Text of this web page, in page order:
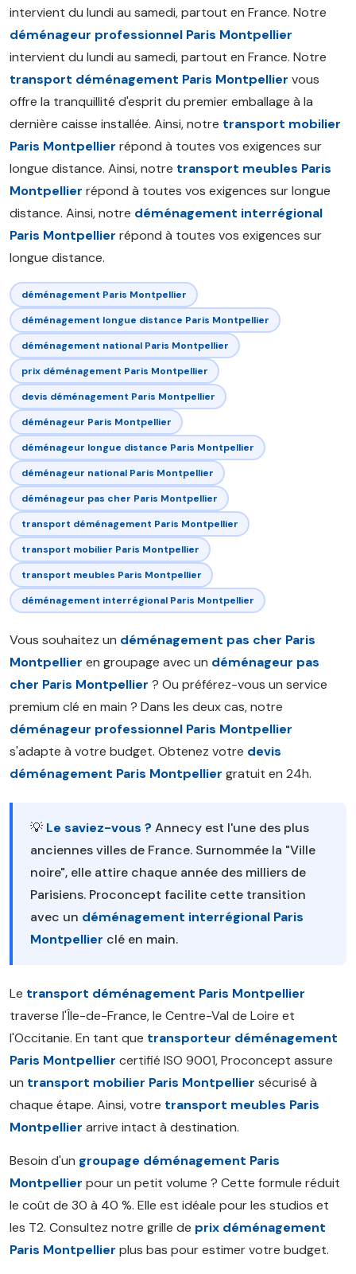
intervient du lundi au samedi, partout en France. Notre
déménageur professionnel Paris Montpellier
intervient du lundi au samedi, partout en France. Notre
transport déménagement Paris Montpellier vous
offre la tranquillité d'esprit du premier emballage à la
dernière caisse installée. Ainsi, notre transport mobilier
Paris Montpellier répond à toutes vos exigences sur
longue distance. Ainsi, notre transport meubles Paris
Montpellier répond à toutes vos exigences sur longue
distance. Ainsi, notre déménagement interrégional
Paris Montpellier répond à toutes vos exigences sur
longue distance.
déménagement Paris Montpellier
déménagement longue distance Paris Montpellier
déménagement national Paris Montpellier
prix déménagement Paris Montpellier
devis déménagement Paris Montpellier
déménageur Paris Montpellier
déménageur longue distance Paris Montpellier
déménageur national Paris Montpellier
déménageur pas cher Paris Montpellier
transport déménagement Paris Montpellier
transport mobilier Paris Montpellier
transport meubles Paris Montpellier
déménagement interrégional Paris Montpellier
Vous souhaitez un déménagement pas cher Paris
Montpellier en groupage avec un déménageur pas
cher Paris Montpellier ? Ou préférez-vous un service
premium clé en main ? Dans les deux cas, notre
déménageur professionnel Paris Montpellier
s'adapte à votre budget. Obtenez votre devis
déménagement Paris Montpellier gratuit en 24h.
💡 Le saviez-vous ? Annecy est l'une des plus
anciennes villes de France. Surnommée la "Ville
noire", elle attire chaque année des milliers de
Parisiens. Proconcept facilite cette transition
avec un déménagement interrégional Paris
Montpellier clé en main.
Le transport déménagement Paris Montpellier
traverse l'Île-de-France, le Centre-Val de Loire et
l'Occitanie. En tant que transporteur déménagement
Paris Montpellier certifié ISO 9001, Proconcept assure
un transport mobilier Paris Montpellier sécurisé à
chaque étape. Ainsi, votre transport meubles Paris
Montpellier arrive intact à destination.
Besoin d'un groupage déménagement Paris
Montpellier pour un petit volume ? Cette formule réduit
le coût de 30 à 40 %. Elle est idéale pour les studios et
les T2. Consultez notre grille de prix déménagement
Paris Montpellier plus bas pour estimer votre budget.